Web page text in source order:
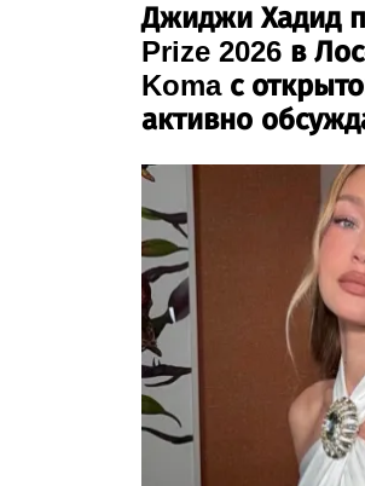
Джиджи Хадид
Prize 2026 в
Koma с
активно